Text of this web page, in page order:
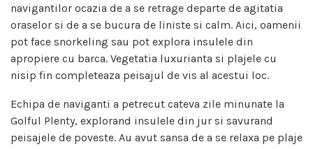
navigantilor ocazia de a se retrage departe de agitatia
oraselor si de a se bucura de liniste si calm. Aici, oamenii
pot face snorkeling sau pot explora insulele din
apropiere cu barca. Vegetatia luxurianta si plajele cu
nisip fin completeaza peisajul de vis al acestui loc.
Echipa de naviganti a petrecut cateva zile minunate la
Golful Plenty, explorand insulele din jur si savurand
peisajele de poveste. Au avut sansa de a se relaxa pe plaje